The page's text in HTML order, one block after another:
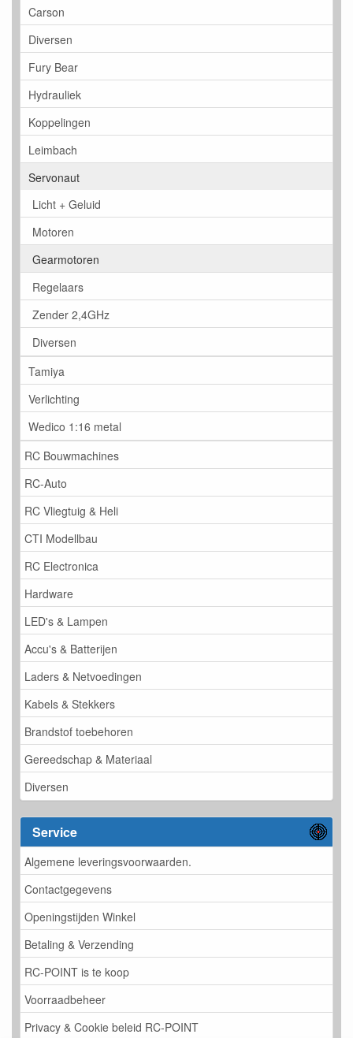
Carson
Diversen
Fury Bear
Hydrauliek
Koppelingen
Leimbach
Servonaut
Licht + Geluid
Motoren
Gearmotoren
Regelaars
Zender 2,4GHz
Diversen
Tamiya
Verlichting
Wedico 1:16 metal
RC Bouwmachines
RC-Auto
RC Vliegtuig & Heli
CTI Modellbau
RC Electronica
Hardware
LED's & Lampen
Accu's & Batterijen
Laders & Netvoedingen
Kabels & Stekkers
Brandstof toebehoren
Gereedschap & Materiaal
Diversen
Service
Algemene leveringsvoorwaarden.
Contactgegevens
Openingstijden Winkel
Betaling & Verzending
RC-POINT is te koop
Voorraadbeheer
Privacy & Cookie beleid RC-POINT